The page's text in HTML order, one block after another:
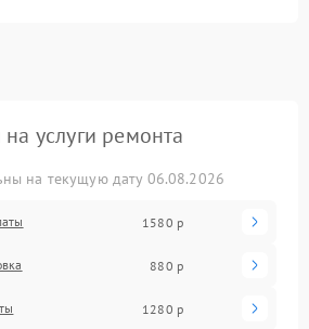
услуги ремонта
на текущую дату 06.08.2026
1580 р
880 р
1280 р